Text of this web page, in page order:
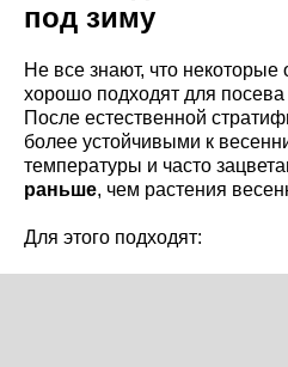
под зиму
Не все знают, что
хорошо подходят для
После естественной
более устойчивыми к
температуры и часто
раньше, чем растения
Для этого подходят: